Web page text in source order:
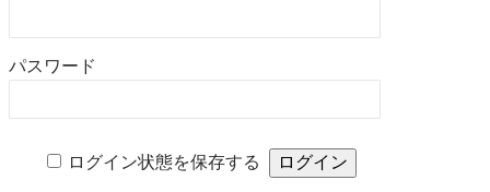
パスワード
ログイン状態を保存する